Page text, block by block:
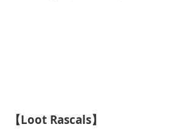
【Loot Rascals】